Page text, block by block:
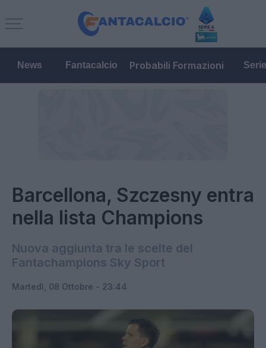
News Fantacalcio Probabili Formazioni
Barcellona, Szczesny entra
nella lista Champions
Nuova aggiunta tra le scelte del
Fantachampions Sky Sport
Martedì, 08 Ottobre - 23:44